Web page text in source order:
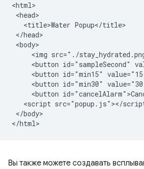
<html>
<head>
   <title>Water Popup</title>
</head>
<body>
<img src="./
<button id="sampleSecond"
<button id="min15"
<button id="min30"
<button
<script src="popup.js"></
</body>
Вы также можете создавать